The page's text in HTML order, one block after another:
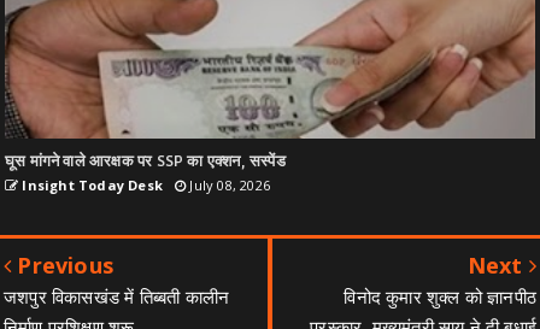
घूस मांगने वाले आरक्षक पर SSP का एक्शन, सस्पेंड
Insight Today Desk July 08, 2026
Previous
जशपुर विकासखंड में तिब्बती कालीन
Next
विनोद कुमार शुक्ल को ज्ञानपीठ